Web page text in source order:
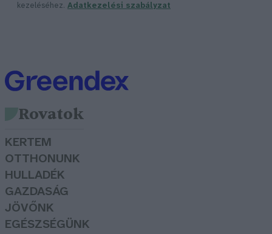
kezeléséhez. Adatkezelési szabályzat
Rovatok
KERTEM
OTTHONUNK
HULLADÉK
GAZDASÁG
JÖVŐNK
EGÉSZSÉGÜNK